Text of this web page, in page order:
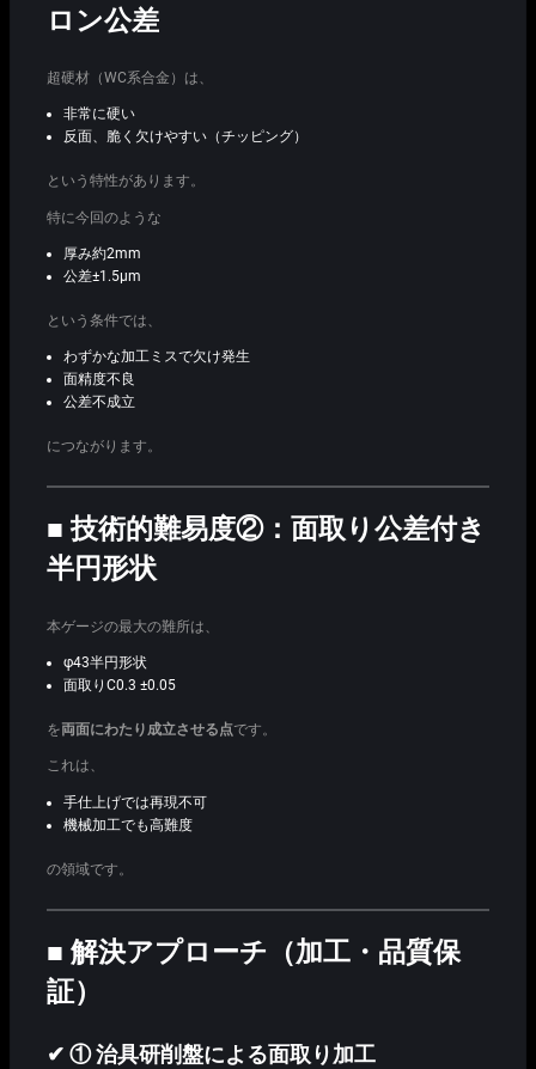
ロン公差
超硬材（WC系合金）は、
非常に硬い
反面、脆く欠けやすい（チッピング）
という特性があります。
特に今回のような
厚み約2mm
公差±1.5μm
という条件では、
わずかな加工ミスで欠け発生
面精度不良
公差不成立
につながります。
■ 技術的難易度②：面取り公差付き
半円形状
本ゲージの最大の難所は、
φ43半円形状
面取りC0.3 ±0.05
を両面にわたり成立させる点です。
これは、
手仕上げでは再現不可
機械加工でも高難度
の領域です。
■ 解決アプローチ（加工・品質保
証）
✔ ① 治具研削盤による面取り加工